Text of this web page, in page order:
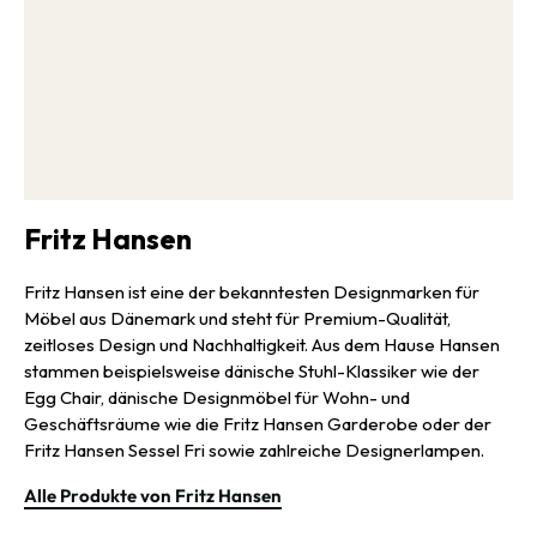
Fritz Hansen
Fritz Hansen ist eine der bekanntesten Designmarken für
Möbel aus Dänemark und steht für Premium-Qualität,
zeitloses Design und Nachhaltigkeit. Aus dem Hause Hansen
stammen beispielsweise dänische Stuhl-Klassiker wie der
Egg Chair, dänische Designmöbel für Wohn- und
Geschäftsräume wie die Fritz Hansen Garderobe oder der
Fritz Hansen Sessel Fri sowie zahlreiche Designerlampen.
Alle Produkte von Fritz Hansen